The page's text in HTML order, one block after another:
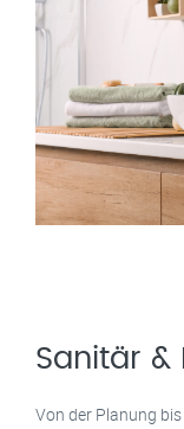
Sanitär &
Von der Planung